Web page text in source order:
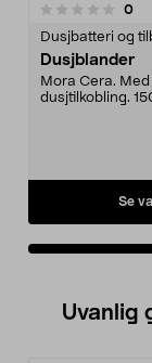
0
Dusjbatteri og
Dusjblander
Mora Cera.
dusjtilkobling.
Se
0.0 av 5
Uvanlig